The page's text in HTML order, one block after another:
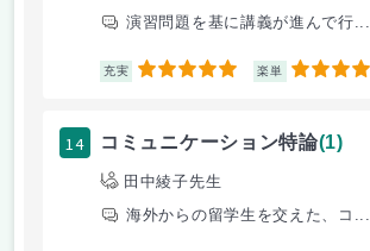
演習問題を基に講義が進んで行...
充実 5 楽単 4
14 コミュニケーション特論(1)
田中綾子先生
海外からの留学生を交えた、コ...